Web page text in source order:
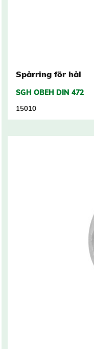
Spårring för hål
SGH OBEH DIN 472
15010